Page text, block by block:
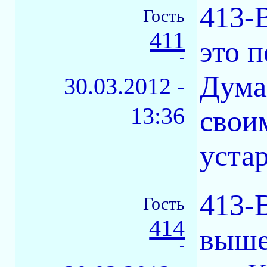
Гость
411
-
30.03.2012 -
13:36
413-
это
Гость
414
-
413-